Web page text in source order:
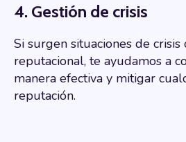
4. Gestión de crisis
Si surgen situaciones de
reputacional, te ayudamos a
manera efectiva y mitigar
reputación.